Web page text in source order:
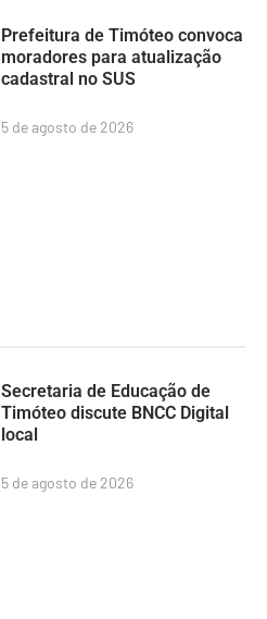
Prefeitura de Timóteo convoca
moradores para atualização
cadastral no SUS
5 de agosto de 2026
Secretaria de Educação de
Timóteo discute BNCC Digital
local
5 de agosto de 2026